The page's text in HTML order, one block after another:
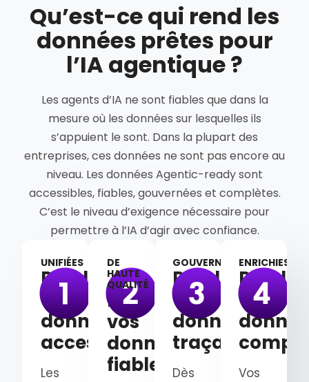
Qu’est-ce qui rend les
données prêtes pour
l’IA agentique ?
Les agents d’IA ne sont fiables que dans la
mesure où les données sur lesquelles ils
s’appuient le sont. Dans la plupart des
entreprises, ces données ne sont pas encore au
niveau. Les données Agentic-ready sont
accessibles, fiables, gouvernées et complètes.
C’est le niveau d’exigence nécessaire pour
permettre à l’IA d’agir avec confiance.
UNIFIÉES
Rendez
vos
données
accessibles
Les
DE
HAUTE
QUALITÉ
Rendez
vos
données
fiables
GOUVERNÉES
Rendez
vos
données
traçables
Dès
ENRICHIES
Rendez
vos
Vos